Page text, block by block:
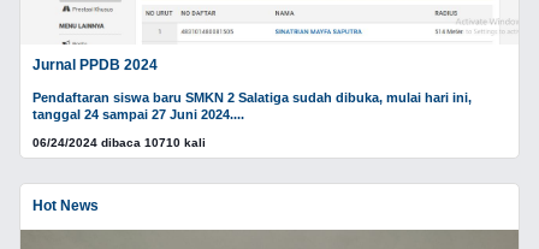
Jurnal PPDB 2024
Pendaftaran siswa baru SMKN 2 Salatiga sudah dibuka, mulai hari ini,
tanggal 24 sampai 27 Juni 2024....
06/24/2024 dibaca 10710 kali
Hot News